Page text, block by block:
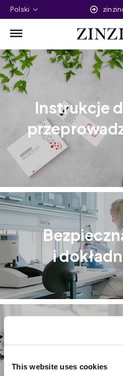
This website uses cookies
Polski
Instrukcje
i